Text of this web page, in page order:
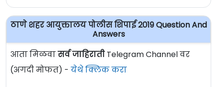
ठाणे शहर आयुक्तालय पोलीस शिपाई 2019 Question And
Answers
आता मिळवासर्व जाहिरातीTelegram Channel वर
(अगदी मोफत) - येथे क्लिक करा